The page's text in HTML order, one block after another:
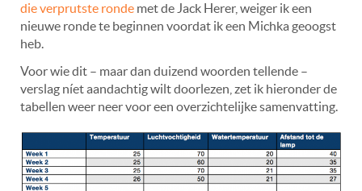
die verprutste ronde met de Jack Herer, weiger ik een
nieuwe ronde te beginnen voordat ik een Michka geoogst
heb.
Voor wie dit – maar dan duizend woorden tellende –
verslag níet aandachtig wilt doorlezen, zet ik hieronder de
tabellen weer neer voor een overzichtelijke samenvatting.